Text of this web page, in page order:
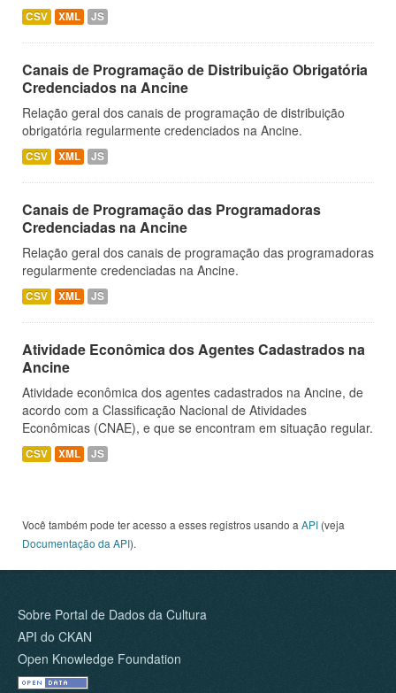
CSV XML JS
Canais de Programação de Distribuição Obrigatória
Credenciados na Ancine
Relação geral dos canais de programação de distribuição
obrigatória regularmente credenciados na Ancine.
CSV XML JS
Canais de Programação das Programadoras
Credenciadas na Ancine
Relação geral dos canais de programação das programadoras
regularmente credenciadas na Ancine.
CSV XML JS
Atividade Econômica dos Agentes Cadastrados na
Ancine
Atividade econômica dos agentes cadastrados na Ancine, de
acordo com a Classificação Nacional de Atividades
Econômicas (CNAE), e que se encontram em situação regular.
CSV XML JS
Você também pode ter acesso a esses registros usando a API (veja
Documentação da API).
Sobre Portal de Dados da Cultura
API do CKAN
Open Knowledge Foundation